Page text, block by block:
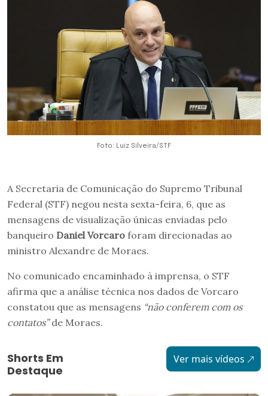
Foto: Luiz Silveira/STF
A Secretaria de Comunicação do Supremo Tribunal
Federal (STF) negou nesta sexta-feira, 6, que as
mensagens de visualização únicas enviadas pelo
banqueiro Daniel Vorcaro foram direcionadas ao
ministro Alexandre de Moraes.
No comunicado encaminhado à imprensa, o STF
afirma que a análise técnica nos dados de Vorcaro
constatou que as mensagens “não conferem com os
contatos”de Moraes.
Shorts Em
Destaque
Ver mais vídeos